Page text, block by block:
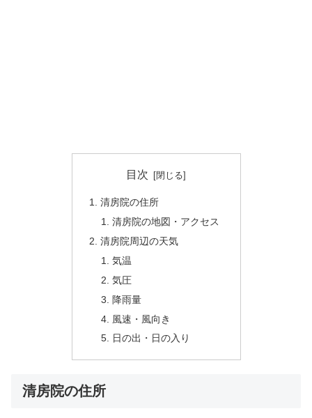
目次
清房院の住所
清房院の地図・アクセス
清房院周辺の天気
気温
気圧
降雨量
風速・風向き
日の出・日の入り
清房院の住所